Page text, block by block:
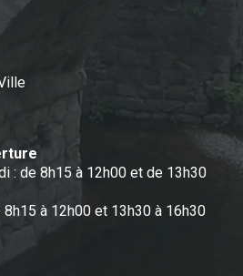
: de 8h15 à 12h00 et de 13h30
à 12h00 et 13h30 à 16h30